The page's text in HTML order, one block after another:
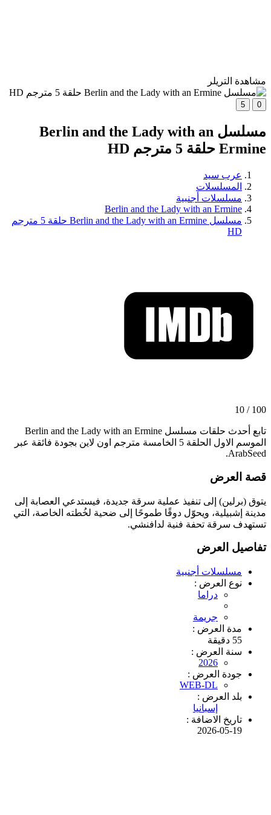
مشاهدة التريلر
0
5
مسلسل Berlin and the Lady with an
Ermine حلقة 5 مترجم HD
عرب سيد
المسلسلات
مسلسلات أجنبية
Berlin and the Lady with an Ermine
مسلسل Berlin and the Lady with an Ermine حلقة 5 مترجم
HD
100 / 10
تابع أحدث حلقات مسلسل Berlin and the Lady with an Ermine
الموسم الاول الحلقة 5 الخامسة مترجم اون لاين بجودة فائقة عبر
ArabSeed.
قصة العرض
يتوق (برلين) إلى تنفيذ عملية سرقة جديدة، فيستدعي العصابة إلى
مدينة إشبيلية، ويحوّل دوقًا طموحًا إلى ضحية لخُطته الخاصة، التي
تستهدف سرقة تحفة فنية لدافنشي.
تفاصيل العرض
مسلسلات أجنبية
نوع العرض :
دراما
جريمة
مدة العرض :
55 دقيقة
سنة العرض :
2026
جودة العرض :
WEB-DL
بلد العرض :
إسبانيا
تاريخ الاضافة :
2026-05-19